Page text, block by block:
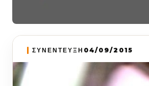
ΣΥΝΕΝΤΕΥΞΗ 04/09/2015